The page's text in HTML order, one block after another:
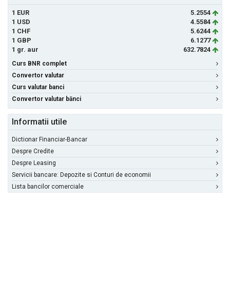
1 EUR
5.2554
1 USD
4.5584
1 CHF
5.6244
1 GBP
6.1277
1 gr. aur
632.7824
Curs BNR complet
Convertor valutar
Curs valutar banci
Convertor valutar bănci
Informatii utile
Dictionar Financiar-Bancar
Despre Credite
Despre Leasing
Servicii bancare: Depozite si Conturi de economii
Lista bancilor comerciale